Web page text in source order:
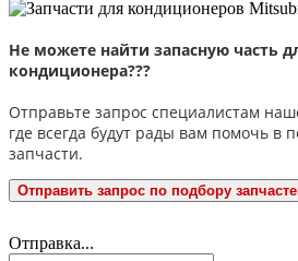
Не можете найти запасную часть
кондиционера???
Отправьте запрос специалистам
где всегда будут рады вам помочь в
запчасти.
Отправить запрос по подбору
Отправка...